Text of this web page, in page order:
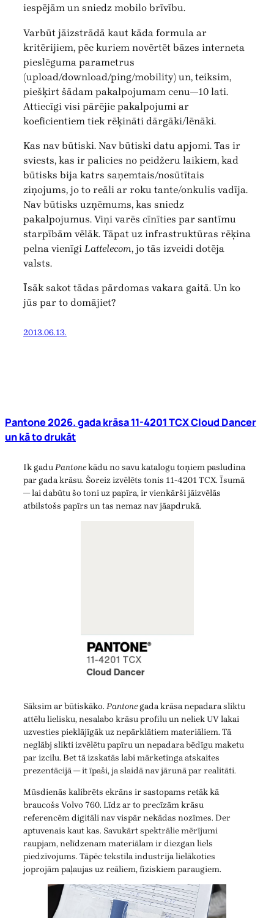
iespējām un sniedz mobilo brīvību.
Varbūt jāizstrādā kaut kāda formula ar
kritērijiem, pēc kuriem novērtēt bāzes interneta
pieslēguma parametrus
(upload/download/ping/mobility) un, teiksim,
piešķirt šādam pakalpojumam cenu—10 lati.
Attiecīgi visi pārējie pakalpojumi ar
koeficientiem tiek rēķināti dārgāki/lēnāki.
Kas nav būtiski. Nav būtiski datu apjomi. Tas ir
sviests, kas ir palicies no peidžeru laikiem, kad
būtisks bija katrs saņemtais/nosūtītais
ziņojums, jo to reāli ar roku tante/onkulis vadīja.
Nav būtisks uzņēmums, kas sniedz
pakalpojumus. Viņi varēs cīnīties par santīmu
starpībām vēlāk. Tāpat uz infrastruktūras rēķina
pelna vienīgi Lattelecom, jo tās izveidi dotēja
valsts.
Īsāk sakot tādas pārdomas vakara gaitā. Un ko
jūs par to domājiet?
2013.06.13.
Pantone 2026. gada krāsa 11-4201 TCX Cloud Dancer
un kā to drukāt
Ik gaduPantonekādu no savu katalogu toņiem pasludina
par gada krāsu. Šoreiz izvēlēts tonis 11-4201 TCX. Īsumā
— lai dabūtu šo toni uz papīra, ir vienkārši jāizvēlās
atbilstošs papīrs un tas nemaz nav jāapdrukā.
Sāksim ar būtiskāko. Pantonegada krāsa nepadara sliktu
attēlu lielisku, nesalabo krāsu profilu un neliek UV lakai
uzvesties pieklājīgāk uz nepārklātiem materiāliem. Tā
neglābj slikti izvēlētu papīru un nepadara bēdīgu maketu
par izcilu. Bet tā izskatās labi mārketinga atskaites
prezentācijā — it īpaši, ja slaidā nav jārunā par realitāti.
Mūsdienās kalibrēts ekrāns ir sastopams retāk kā
braucošs Volvo 760. Līdz ar to precīzām krāsu
referencēm digitāli nav vispār nekādas nozīmes. Der
aptuvenais kaut kas. Savukārt spektrālie mērījumi
raupjam, nelīdzenam materiālam ir diezgan liels
piedzīvojums. Tāpēc tekstila industrija lielākoties
joprojām paļaujas uz reāliem, fiziskiem paraugiem.